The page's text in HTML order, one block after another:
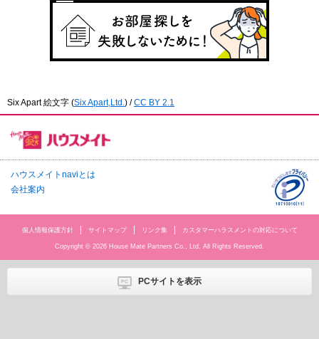
Six Apart 絵文字 (Six Apart,Ltd. ) /CC BY 2.1
ハウスメイトnaviとは
会社案内
個人情報保護方針 サイトマップ リンク集 カスタマーハラスメントの対応について
Copyright © 2026 House Mate Partners Co., Ltd. All Rights Reserved.
PCサイトを表示